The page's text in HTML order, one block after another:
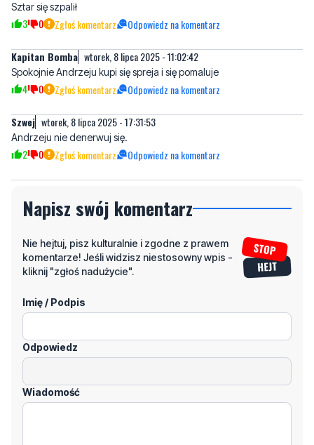
Sztar się szpalił
3 0 Zgłoś komentarz Odpowiedz na komentarz
Kapitan Bomba wtorek, 8 lipca 2025 - 11:02:42
Spokojnie Andrzeju kupi się spreja i się pomaluje
4 0 Zgłoś komentarz Odpowiedz na komentarz
Szwej wtorek, 8 lipca 2025 - 17:31:53
Andrzeju nie denerwuj się.
2 0 Zgłoś komentarz Odpowiedz na komentarz
Napisz swój komentarz
Nie hejtuj, pisz kulturalnie i zgodne z prawem
komentarze! Jeśli widzisz niestosowny wpis -
kliknij "zgłoś nadużycie".
Imię / Podpis
Odpowiedz
Wiadomość